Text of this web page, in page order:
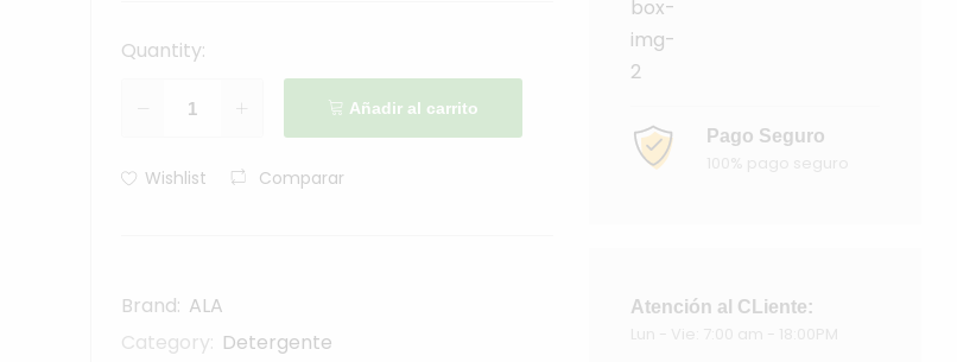
Quantity:
Añadir al carrito
Wishlist Comparar
Brand: ALA
Category: Detergente
Pago Seguro
Atención al CLiente: